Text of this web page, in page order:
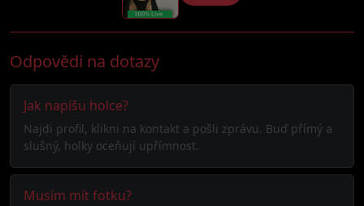
Odpovědi na dotazy
Jak napíšu holce?
Najdi profil, klikni na kontakt a pošli zprávu. Buď přímý a
slušný, holky oceňují upřímnost.
Musím mít fotku?